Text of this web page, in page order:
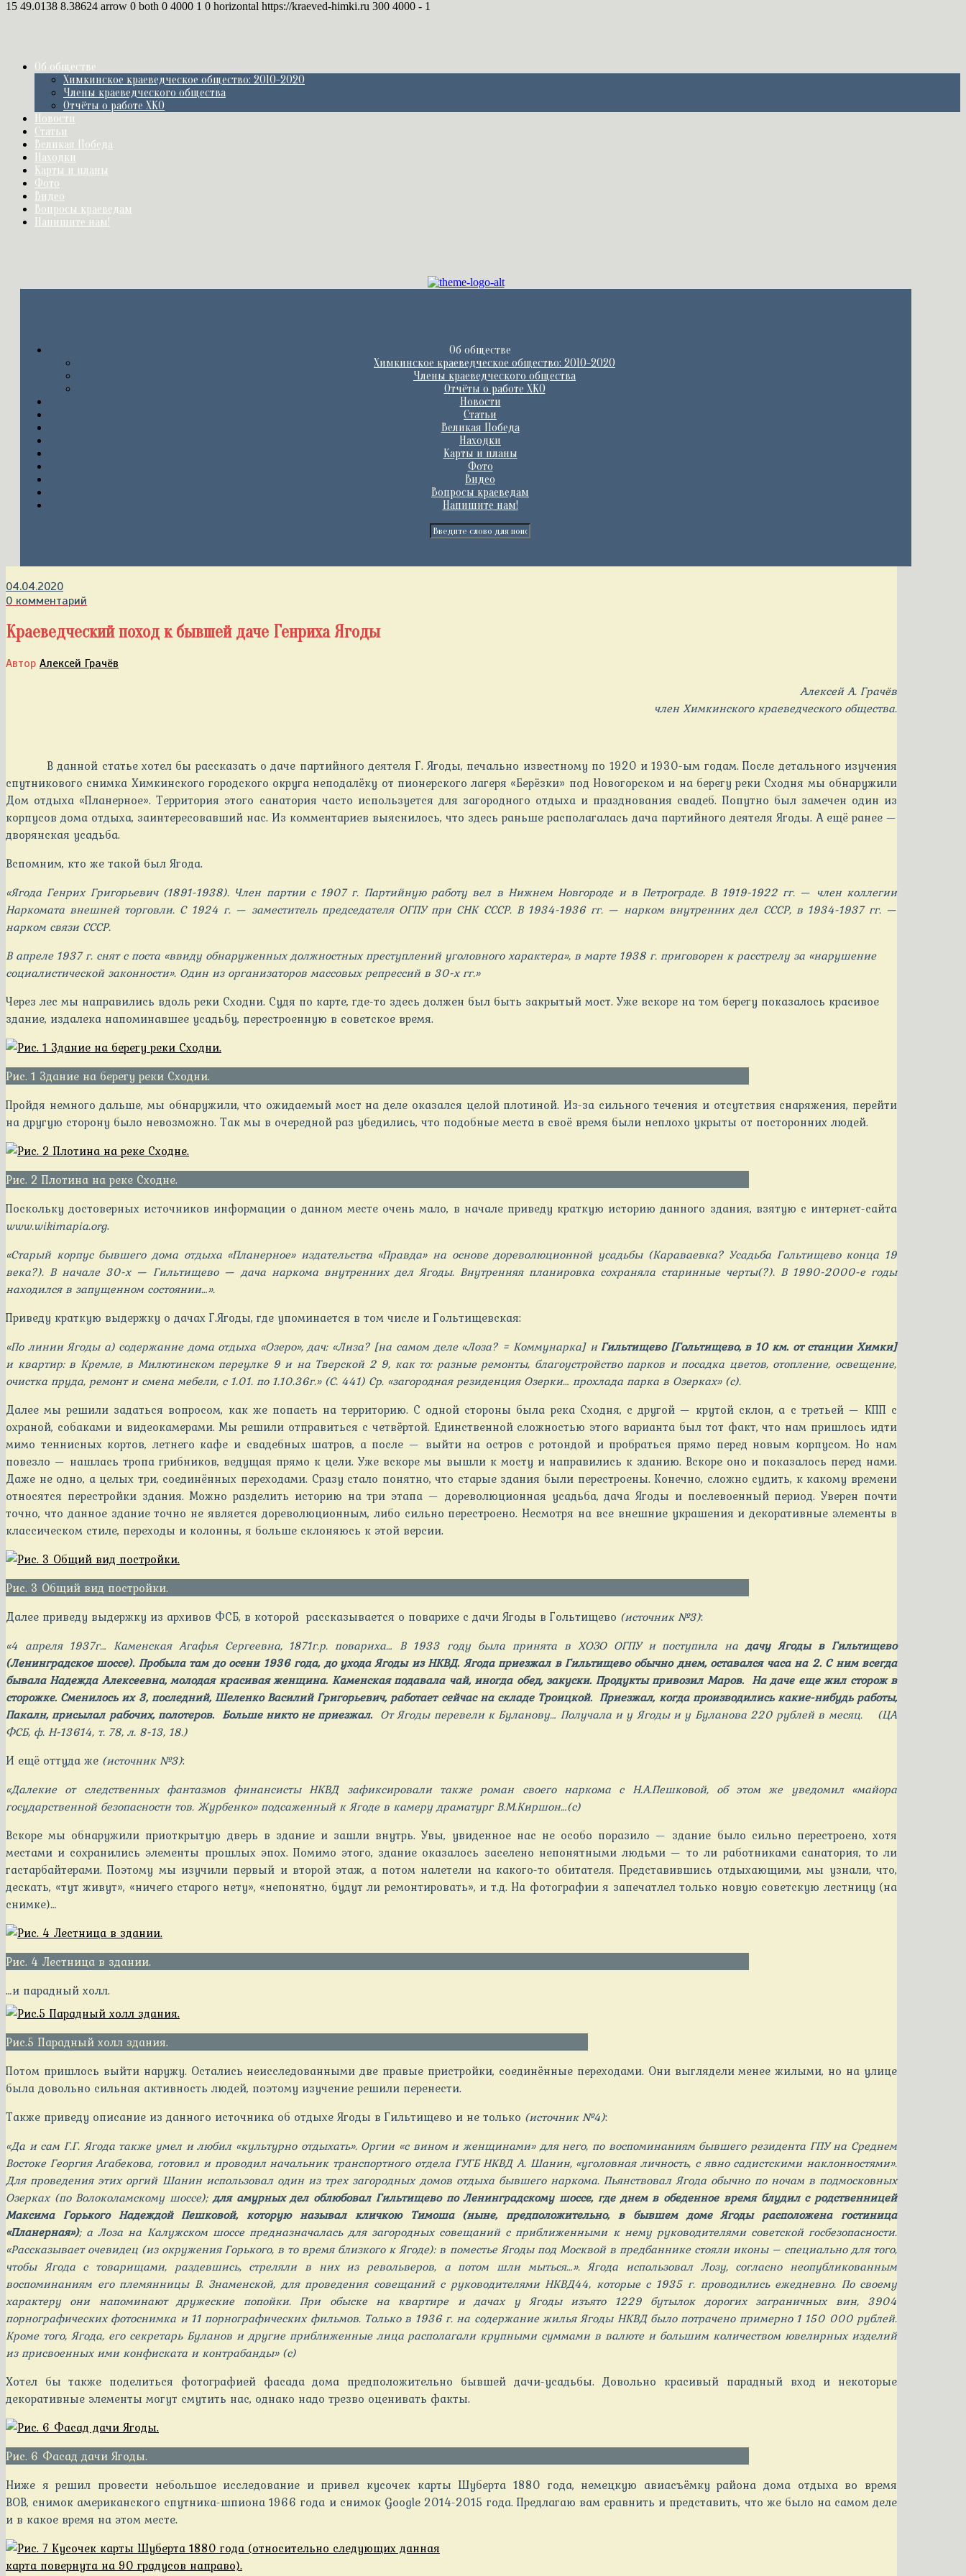
15 49.0138 8.38624 arrow 0 both 0 4000 1 0 horizontal https://kraeved-himki.ru 300 4000 - 1
Об обществе
Химкинское краеведческое общество: 2010-2020
Члены краеведческого общества
Отчёты о работе ХКО
Новости
Статьи
Великая Победа
Находки
Карты и планы
Фото
Видео
Вопросы краеведам
Напишите нам!
Об обществе
Химкинское краеведческое общество: 2010-2020
Члены краеведческого общества
Отчёты о работе ХКО
Новости
Статьи
Великая Победа
Находки
Карты и планы
Фото
Видео
Вопросы краеведам
Напишите нам!
04.04.2020
0 комментарий
Краеведческий поход к бывшей даче Генриха Ягоды
Автор Алексей Грачёв
Алексей А. Грачёв
член Химкинского краеведческого общества.
В данной статье хотел бы рассказать о даче партийного деятеля Г. Ягоды, печально известному по 1920 и 1930-ым годам. После детального изучения
спутникового снимка Химкинского городского округа неподалёку от пионерского лагеря «Берёзки» под Новогорском и на берегу реки Сходня мы обнаружили
Дом отдыха «Планерное». Территория этого санатория часто используется для загородного отдыха и празднования свадеб. Попутно был замечен один из
корпусов дома отдыха, заинтересовавший нас. Из комментариев выяснилось, что здесь раньше располагалась дача партийного деятеля Ягоды. А ещё ранее —
дворянская усадьба.
Вспомним, кто же такой был Ягода.
«Ягода Генрих Григорьевич (1891-1938). Член партии с 1907 г. Партийную работу вел в Нижнем Новгороде и в Петрограде. В 1919-1922 гг. — член коллегии
Наркомата внешней торговли. С 1924 г. — заместитель председателя ОГПУ при СНК СССР. В 1934-1936 гг. — нарком внутренних дел СССР, в 1934-1937 гг. —
нарком связи СССР.
В апреле 1937 г. снят с поста «ввиду обнаруженных должностных преступлений уголовного характера», в марте 1938 г. приговорен к расстрелу за «нарушение
социалистической законности». Один из организаторов массовых репрессий в 30-х гг.»
Через лес мы направились вдоль реки Сходни. Судя по карте, где-то здесь должен был быть закрытый мост. Уже вскоре на том берегу показалось красивое
здание, издалека напоминавшее усадьбу, перестроенную в советское время.
Рис. 1 Здание на берегу реки Сходни.
Пройдя немного дальше, мы обнаружили, что ожидаемый мост на деле оказался целой плотиной. Из-за сильного течения и отсутствия снаряжения, перейти
на другую сторону было невозможно. Так мы в очередной раз убедились, что подобные места в своё время были неплохо укрыты от посторонних людей.
Рис. 2 Плотина на реке Сходне.
Поскольку достоверных источников информации о данном месте очень мало, в начале приведу краткую историю данного здания, взятую с интернет-сайта
www.wikimapia.org.
«Старый корпус бывшего дома отдыха «Планерное» издательства «Правда» на основе дореволюционной усадьбы (Караваевка? Усадьба Гольтищево конца 19
века?). В начале 30-х — Гильтищево — дача наркома внутренних дел Ягоды. Внутренняя планировка сохраняла старинные черты(?). В 1990-2000-е годы
находился в запущенном состоянии…».
Приведу краткую выдержку о дачах Г.Ягоды, где упоминается в том числе и Гольтищевская:
«По линии Ягоды а) содержание дома отдыха «Озеро», дач: «Лиза? [на самом деле «Лоза? = Коммунарка] иГильтищево [Гольтищево, в 10 км. от станции Химки]
и квартир: в Кремле, в Милютинском переулке 9 и на Тверской 2 9, как то: разные ремонты, благоустройство парков и посадка цветов, отопление, освещение,
очистка пруда, ремонт и смена мебели, с 1.01. по 1.10.36г.» (С. 441) Ср. «загородная резиденция Озерки… прохлада парка в Озерках» (с).
Далее мы решили задаться вопросом, как же попасть на территорию. С одной стороны была река Сходня, с другой — крутой склон, а с третьей — КПП с
охраной, собаками и видеокамерами. Мы решили отправиться с четвёртой. Единственной сложностью этого варианта был тот факт, что нам пришлось идти
мимо теннисных кортов, летнего кафе и свадебных шатров, а после — выйти на остров с ротондой и пробраться прямо перед новым корпусом. Но нам
повезло — нашлась тропа грибников, ведущая прямо к цели. Уже вскоре мы вышли к мосту и направились к зданию. Вскоре оно и показалось перед нами.
Даже не одно, а целых три, соединённых переходами. Сразу стало понятно, что старые здания были перестроены. Конечно, сложно судить, к какому времени
относятся перестройки здания. Можно разделить историю на три этапа — дореволюционная усадьба, дача Ягоды и послевоенный период. Уверен почти
точно, что данное здание точно не является дореволюционным, либо сильно перестроено. Несмотря на все внешние украшения и декоративные элементы в
классическом стиле, переходы и колонны, я больше склоняюсь к этой версии.
Рис. 3 Общий вид постройки.
Далее приведу выдержку из архивов ФСБ, в которой рассказывается о поварихе с дачи Ягоды в Гольтищево (источник №3):
«4 апреля 1937г… Каменская Агафья Сергеевна, 1871г.р. повариха… В 1933 году была принята в ХОЗО ОГПУ и поступила на дачу Ягоды в Гильтищево
(Ленинградское шоссе). Пробыла там до осени 1936 года, до ухода Ягоды из НКВД. Ягода приезжал в Гильтищево обычно днем, оставался часа на 2. С ним всегда
бывала Надежда Алексеевна, молодая красивая женщина. Каменская подавала чай, иногда обед, закуски. Продукты привозил Маров. На даче еще жил сторож в
сторожке. Сменилось их 3, последний, Шеленко Василий Григорьевич, работает сейчас на складе Троицкой. Приезжал, когда производились какие-нибудь работы,
Пакалн, присылал рабочих, полотеров. Больше никто не приезжал. От Ягоды перевели к Буланову… Получала и у Ягоды и у Буланова 220 рублей в месяц. (ЦА
ФСБ, ф. Н-13614, т. 78, л. 8-13, 18.)
И ещё оттуда же (источник №3):
«Далекие от следственных фантазмов финансисты НКВД зафиксировали также роман своего наркома с Н.А.Пешковой, об этом же уведомил «майора
государственной безопасности тов. Журбенко» подсаженный к Ягоде в камеру драматург В.М.Киршон…(с)
Вскоре мы обнаружили приоткрытую дверь в здание и зашли внутрь. Увы, увиденное нас не особо поразило — здание было сильно перестроено, хотя
местами и сохранились элементы прошлых эпох. Помимо этого, здание оказалось заселено непонятными людьми — то ли работниками санатория, то ли
гастарбайтерами. Поэтому мы изучили первый и второй этаж, а потом налетели на какого-то обитателя. Представившись отдыхающими, мы узнали, что,
дескать, «тут живут», «ничего старого нету», «непонятно, будут ли ремонтировать», и т.д. На фотографии я запечатлел только новую советскую лестницу (на
снимке)…
Рис. 4 Лестница в здании.
…и парадный холл.
Рис.5 Парадный холл здания.
Потом пришлось выйти наружу. Остались неисследованными две правые пристройки, соединённые переходами. Они выглядели менее жилыми, но на улице
была довольно сильная активность людей, поэтому изучение решили перенести.
Также приведу описание из данного источника об отдыхе Ягоды в Гильтищево и не только (источник №4):
«Да и сам Г.Г. Ягода также умел и любил «культурно отдыхать». Оргии «с вином и женщинами» для него, по воспоминаниям бывшего резидента ГПУ на Среднем
Востоке Георгия Агабекова, готовил и проводил начальник транспортного отдела ГУГБ НКВД А. Шанин, «уголовная личность, с явно садистскими наклонностями».
Для проведения этих оргий Шанин использовал один из трех загородных домов отдыха бывшего наркома. Пьянствовал Ягода обычно по ночам в подмосковных
Озерках (по Волоколамскому шоссе);для амурных дел облюбовал Гильтищево по Ленинградскому шоссе, где днем в обеденное время блудил с родственницей
Максима Горького Надеждой Пешковой, которую называл кличкою Тимоша (ныне, предположительно, в бывшем доме Ягоды расположена гостиница
«Планерная»); а Лоза на Калужском шоссе предназначалась для загородных совещаний с приближенными к нему руководителями советской госбезопасности.
«Рассказывает очевидец (из окружения Горького, в то время близкого к Ягоде): в поместье Ягоды под Москвой в предбаннике стояли иконы – специально для того,
чтобы Ягода с товарищами, раздевшись, стреляли в них из револьверов, а потом шли мыться…». Ягода использовал Лозу, согласно неопубликованным
воспоминаниям его племянницы В. Знаменской, для проведения совещаний с руководителями НКВД44, которые с 1935 г. проводились ежедневно. По своему
характеру они напоминают дружеские попойки. При обыске на квартире и дачах у Ягоды изъято 1229 бутылок дорогих заграничных вин, 3904
порнографических фотоснимка и 11 порнографических фильмов. Только в 1936 г. на содержание жилья Ягоды НКВД было потрачено примерно 1 150 000 рублей.
Кроме того, Ягода, его секретарь Буланов и другие приближенные лица располагали крупными суммами в валюте и большим количеством ювелирных изделий
из присвоенных ими конфиската и контрабанды» (с)
Хотел бы также поделиться фотографией фасада дома предположительно бывшей дачи-усадьбы. Довольно красивый парадный вход и некоторые
декоративные элементы могут смутить нас, однако надо трезво оценивать факты.
Рис. 6 Фасад дачи Ягоды.
Ниже я решил провести небольшое исследование и привел кусочек карты Шуберта 1880 года, немецкую авиасъёмку района дома отдыха во время
ВОВ, снимок американского спутника-шпиона 1966 года и снимок Google 2014-2015 года. Предлагаю вам сравнить и представить, что же было на самом деле
и в какое время на этом месте.